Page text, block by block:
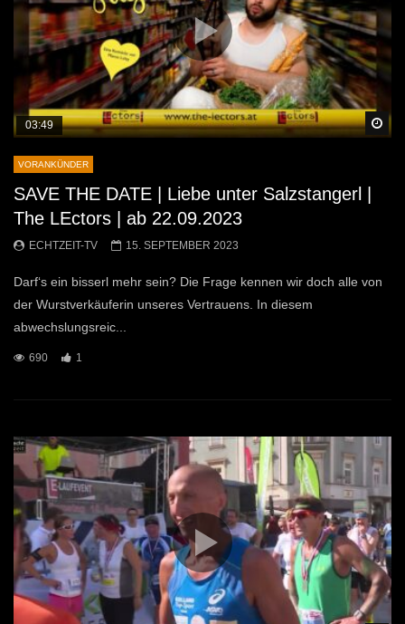
03:49
VORANKÜNDER
SAVE THE DATE | Liebe unter Salzstangerl |
The LEctors | ab 22.09.2023
ECHTZEIT-TV 15. SEPTEMBER 2023
Darf‘s ein bisserl mehr sein? Die Frage kennen wir doch alle von
der Wurstverkäuferin unseres Vertrauens. In diesem
abwechslungsreic...
690 1